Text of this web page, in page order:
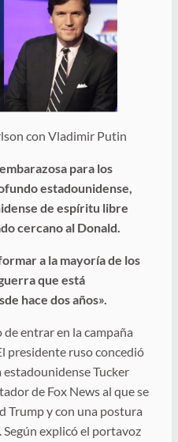
con Vladimir Putin
para los
estadounidense,
de espíritu libre
cercano al Donald.
a la mayoría de los
que está
hace dos años».
entrar en la campaña
presidente ruso concedió
Tucker
de Fox News al que se
Trump y con una postura
explicó el portavoz